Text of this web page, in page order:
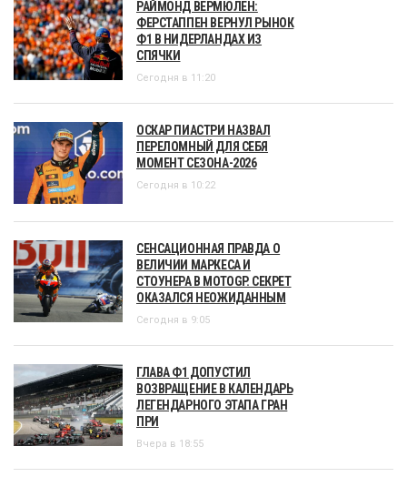
РАЙМОНД ВЕРМЮЛЕН:
ФЕРСТАППЕН ВЕРНУЛ РЫНОК
Ф1 В НИДЕРЛАНДАХ ИЗ
СПЯЧКИ
Сегодня в 11:20
ОСКАР ПИАСТРИ НАЗВАЛ
ПЕРЕЛОМНЫЙ ДЛЯ СЕБЯ
МОМЕНТ СЕЗОНА-2026
Сегодня в 10:22
СЕНСАЦИОННАЯ ПРАВДА О
ВЕЛИЧИИ МАРКЕСА И
СТОУНЕРА В MOTOGP. СЕКРЕТ
ОКАЗАЛСЯ НЕОЖИДАННЫМ
Сегодня в 9:05
ГЛАВА Ф1 ДОПУСТИЛ
ВОЗВРАЩЕНИЕ В КАЛЕНДАРЬ
ЛЕГЕНДАРНОГО ЭТАПА ГРАН
ПРИ
Вчера в 18:55